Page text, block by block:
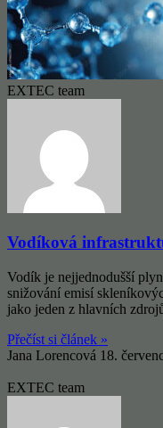
EXTEC team
Vodíková
Vodík je nejjednodušší
snižování emisí
jako jeden z hlavních
Přečíst si článek »
Jana Lorencová 18.
EXTEC team